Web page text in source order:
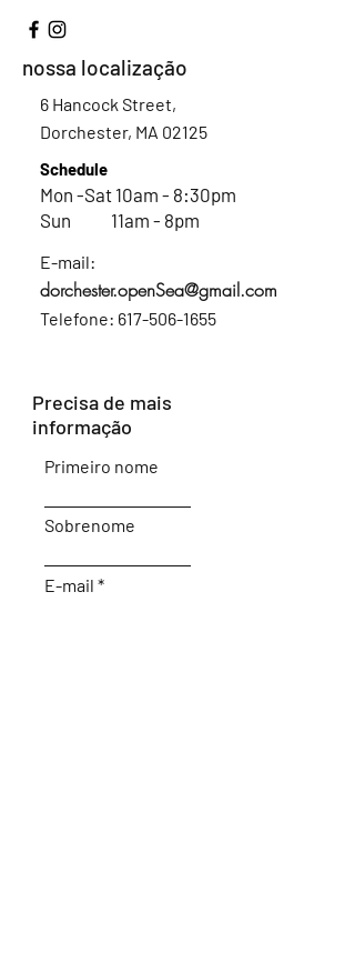
nossa localização
6 Hancock Street,
Dorchester, MA 02125
Schedule
Mon -Sat 10am - 8:30pm
Sun 11am - 8pm
E-mail:
dorchester.openSea@gmail.com
Telefone: 617-506-1655
Precisa de mais
informação
Primeiro nome
Sobrenome
E-mail